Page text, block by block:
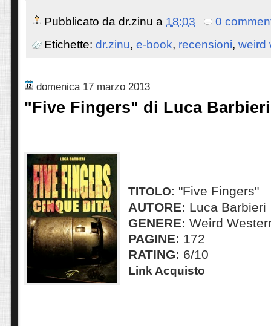
Pubblicato da dr.zinu a 18:03
0
Etichette: dr.zinu, e-book, recensioni, weird
domenica 17 marzo 2013
"Five Fingers" di Luca
TITOLO: "Five Fingers"
AUTORE: Luca Barbieri
GENERE: Weird
PAGINE: 172
RATING: 6/10
Link Acquisto